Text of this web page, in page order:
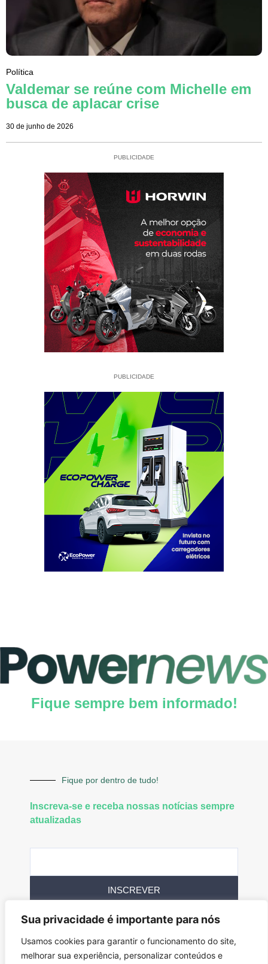
Sua privacidade é importante para nós
Usamos cookies para garantir o funcionamento do site,
melhorar sua experiência, personalizar conteúdos e
Política
Valdemar se reúne com Michelle em
busca de aplacar crise
30 de junho de 2026
PUBLICIDADE
PUBLICIDADE
Fique sempre bem informado!
Fique por dentro de tudo!
Inscreva-se e receba nossas notícias sempre
atualizadas
INSCREVER